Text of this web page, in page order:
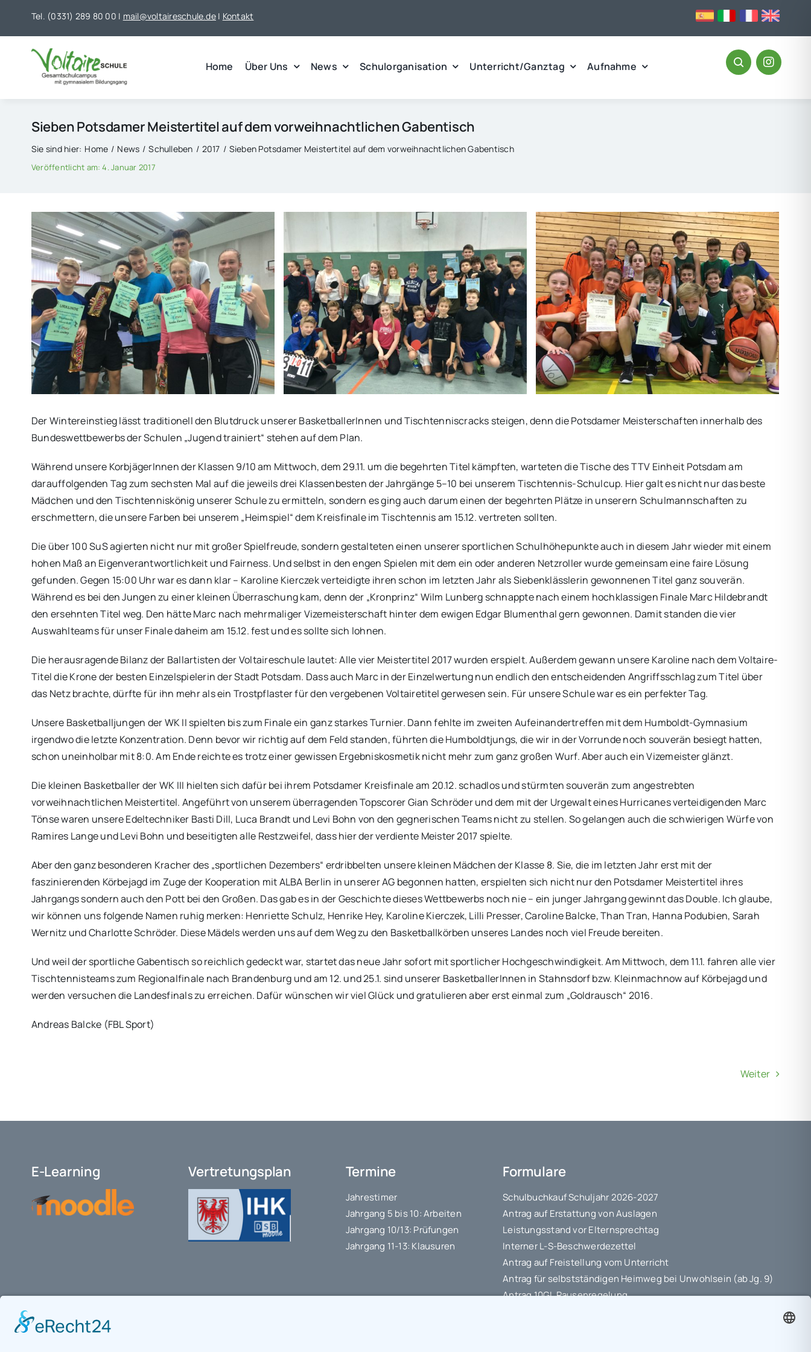
Tel. (0331) 289 80 00 | mail@voltaireschule.de| Kontakt
Home Über Uns News Schulorganisation Unterricht/Ganztag Aufnahme
Sieben Potsdamer Meistertitel auf dem vorweihnachtlichen Gabentisch
Sie sind hier: Home News Schulleben 2017 Sieben Potsdamer Meistertitel auf dem vorweihnachtlichen Gabentisch
Veröffentlicht am: 4. Januar 2017
Der Wintereinstieg lässt traditionell den Blutdruck unserer BasketballerInnen und Tischtenniscracks steigen, denn die Potsdamer Meisterschaften innerhalb des
Bundeswettbewerbs der Schulen „Jugend trainiert“ stehen auf dem Plan.
Während unsere KorbjägerInnen der Klassen 9/10 am Mittwoch, dem 29.11. um die begehrten Titel kämpften, warteten die Tische des TTV Einheit Potsdam am
darauffolgenden Tag zum sechsten Mal auf die jeweils drei Klassenbesten der Jahrgänge 5–10 bei unserem Tischtennis-Schulcup. Hier galt es nicht nur das beste
Mädchen und den Tischtenniskönig unserer Schule zu ermitteln, sondern es ging auch darum einen der begehrten Plätze in unserern Schulmannschaften zu
erschmettern, die unsere Farben bei unserem „Heimspiel“ dem Kreisfinale im Tischtennis am 15.12. vertreten sollten.
Die über 100 SuS agierten nicht nur mit großer Spielfreude, sondern gestalteten einen unserer sportlichen Schulhöhepunkte auch in diesem Jahr wieder mit einem
hohen Maß an Eigenverantwortlichkeit und Fairness. Und selbst in den engen Spielen mit dem ein oder anderen Netzroller wurde gemeinsam eine faire Lösung
gefunden. Gegen 15:00 Uhr war es dann klar – Karoline Kierczek verteidigte ihren schon im letzten Jahr als Siebenklässlerin gewonnenen Titel ganz souverän.
Während es bei den Jungen zu einer kleinen Überraschung kam, denn der „Kronprinz“ Wilm Lunberg schnappte nach einem hochklassigen Finale Marc Hildebrandt
den ersehnten Titel weg. Den hätte Marc nach mehrmaliger Vizemeisterschaft hinter dem ewigen Edgar Blumenthal gern gewonnen. Damit standen die vier
Auswahlteams für unser Finale daheim am 15.12. fest und es sollte sich lohnen.
Die herausragende Bilanz der Ballartisten der Voltaireschule lautet: Alle vier Meistertitel 2017 wurden erspielt. Außerdem gewann unsere Karoline nach dem Voltaire-
Titel die Krone der besten Einzelspielerin der Stadt Potsdam. Dass auch Marc in der Einzelwertung nun endlich den entscheidenden Angriffsschlag zum Titel über
das Netz brachte, dürfte für ihn mehr als ein Trostpflaster für den vergebenen Voltairetitel gerwesen sein. Für unsere Schule war es ein perfekter Tag.
Unsere Basketballjungen der WK II spielten bis zum Finale ein ganz starkes Turnier. Dann fehlte im zweiten Aufeinandertreffen mit dem Humboldt-Gymnasium
irgendwo die letzte Konzentration. Denn bevor wir richtig auf dem Feld standen, führten die Humboldtjungs, die wir in der Vorrunde noch souverän besiegt hatten,
schon uneinholbar mit 8:0. Am Ende reichte es trotz einer gewissen Ergebniskosmetik nicht mehr zum ganz großen Wurf. Aber auch ein Vizemeister glänzt.
Die kleinen Basketballer der WK III hielten sich dafür bei ihrem Potsdamer Kreisfinale am 20.12. schadlos und stürmten souverän zum angestrebten
vorweihnachtlichen Meistertitel. Angeführt von unserem überragenden Topscorer Gian Schröder und dem mit der Urgewalt eines Hurricanes verteidigenden Marc
Tönse waren unsere Edeltechniker Basti Dill, Luca Brandt und Levi Bohn von den gegnerischen Teams nicht zu stellen. So gelangen auch die schwierigen Würfe von
Ramires Lange und Levi Bohn und beseitigten alle Restzweifel, dass hier der verdiente Meister 2017 spielte.
Aber den ganz besonderen Kracher des „sportlichen Dezembers“ erdribbelten unsere kleinen Mädchen der Klasse 8. Sie, die im letzten Jahr erst mit der
faszinierenden Körbejagd im Zuge der Kooperation mit ALBA Berlin in unserer AG begonnen hatten, erspielten sich nicht nur den Potsdamer Meistertitel ihres
Jahrgangs sondern auch den Pott bei den Großen. Das gab es in der Geschichte dieses Wettbewerbs noch nie – ein junger Jahrgang gewinnt das Double. Ich glaube,
wir können uns folgende Namen ruhig merken: Henriette Schulz, Henrike Hey, Karoline Kierczek, Lilli Presser, Caroline Balcke, Than Tran, Hanna Podubien, Sarah
Wernitz und Charlotte Schröder. Diese Mädels werden uns auf dem Weg zu den Basketballkörben unseres Landes noch viel Freude bereiten.
Und weil der sportliche Gabentisch so reichlich gedeckt war, startet das neue Jahr sofort mit sportlicher Hochgeschwindigkeit. Am Mittwoch, dem 11.1. fahren alle vier
Tischtennisteams zum Regionalfinale nach Brandenburg und am 12. und 25.1. sind unserer BasketballerInnen in Stahnsdorf bzw. Kleinmachnow auf Körbejagd und
werden versuchen die Landesfinals zu erreichen. Dafür wünschen wir viel Glück und gratulieren aber erst einmal zum „Goldrausch“ 2016.
Andreas Balcke (FBL Sport)
Weiter
E-Learning Vertretungsplan Termine
Jahrestimer
Jahrgang 5 bis 10: Arbeiten
Jahrgang 10/13: Prüfungen
Jahrgang 11-13: Klausuren
Formulare
Schulbuchkauf Schuljahr 2026-2027
Antrag auf Erstattung von Auslagen
Leistungsstand vor Elternsprechtag
Interner L-S-Beschwerdezettel
Antrag auf Freistellung vom Unterricht
Antrag für selbstständigen Heimweg bei Unwohlsein (ab Jg. 9)
Antrag 10GL Pausenregelung